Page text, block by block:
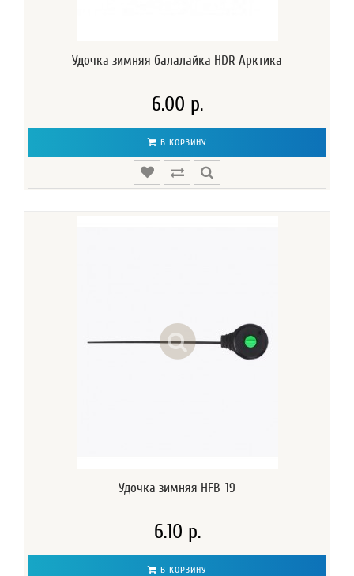
Удочка зимняя балалайка HDR Арктика
6.00 р.
В КОРЗИНУ
Удочка зимняя HFB-19
6.10 р.
В КОРЗИНУ